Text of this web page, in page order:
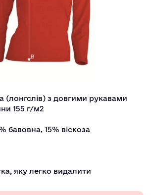
(лонгслів) з довгими рукавами
155 г/м2
бавовна, 15% віскоза
яку легко видалити